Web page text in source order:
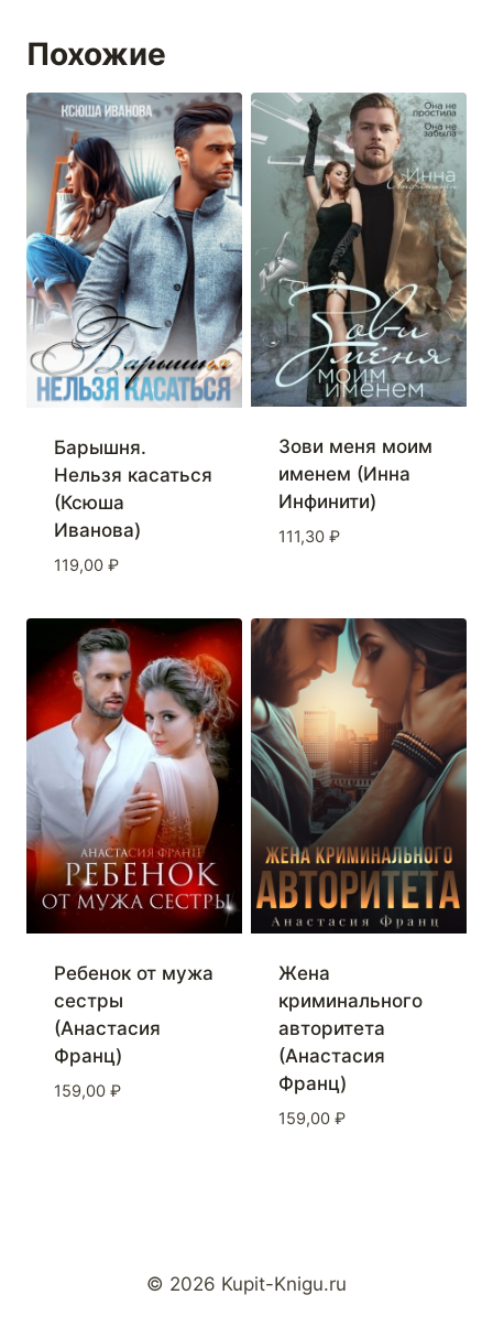
Похожие
Барышня.
Нельзя касаться
(Ксюша
Иванова)
119,00 ₽
Зови меня моим
именем (Инна
Инфинити)
111,30 ₽
Ребенок от мужа
сестры
(Анастасия
Франц)
159,00 ₽
Жена
криминального
авторитета
(Анастасия
Франц)
159,00 ₽
© 2026 Kupit-Knigu.ru